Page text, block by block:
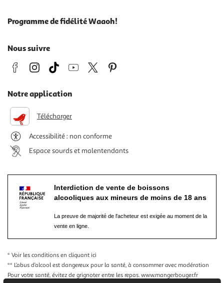
Programme de fidélité Waaoh!
Nous suivre
Notre application
Télécharger
Accessibilité : non conforme
Espace sourds et malentendants
Interdiction de vente de boissons
alcooliques aux mineurs de moins de 18 ans
La preuve de majorité de l'acheteur est exigée au moment de la
vente en ligne.
* Voir les conditions en cliquant ici
** L’abus d’alcool est dangereux pour la santé, à consommer avec modération
Pour votre santé, évitez de grignoter entre les repas. www.mangerbouger.fr